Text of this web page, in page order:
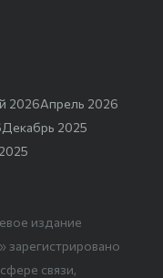
2026Апрель 2026
Декабрь 2025
издание
зарегистрировано
связи,